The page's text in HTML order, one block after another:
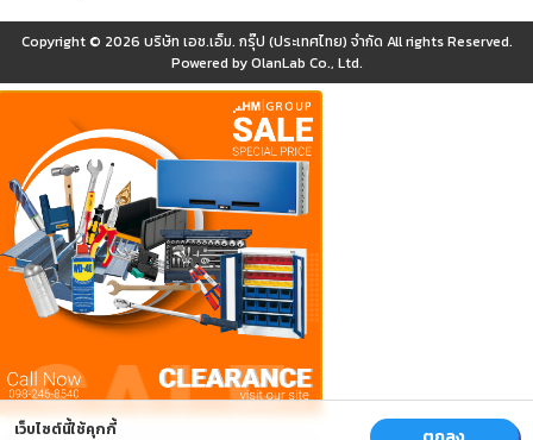
Copyright © 2026 บริษัท เอช.เอ็ม. กรุ๊ป (ประเทศไทย) จำกัด All rights Reserved.
Powered byOlanLab Co., Ltd.
เว็บไซต์นี้ใช้คุกกี้